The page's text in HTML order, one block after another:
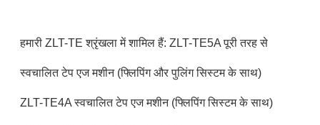
हमारी ZLT-TE श्रृंखला में शामिल हैं: ZLT-TE5A पूरी तरह से
स्वचालित टेप एज मशीन (फ्लिपिंग और पुलिंग सिस्टम के साथ)
ZLT-TE4A स्वचालित टेप एज मशीन (फ्लिपिंग सिस्टम के साथ)